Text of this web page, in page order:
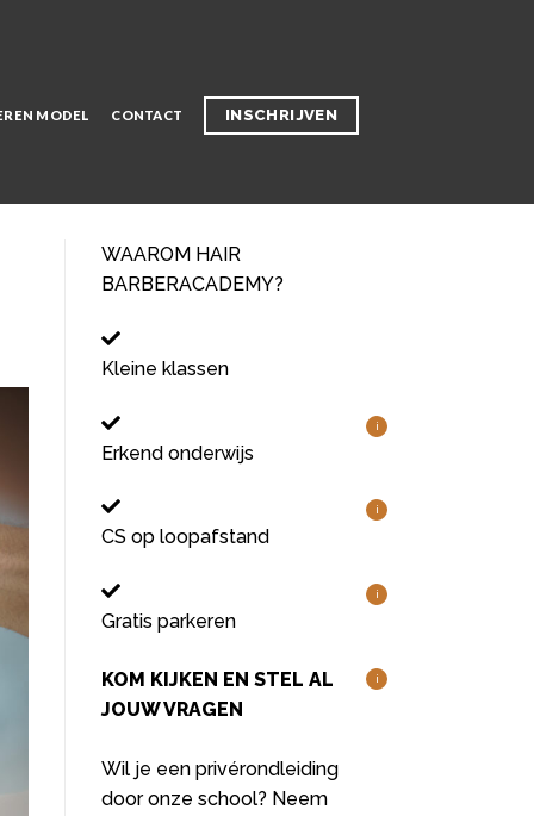
MODEL CONTACT INSCHRIJVEN
WAAROM HAIR
BARBERACADEMY?
Kleine klassen
i
Erkend onderwijs
i
CS op loopafstand
i
Gratis parkeren
i
KOM KIJKEN EN STEL AL
JOUW VRAGEN
Wil je een privérondleiding
door onze school? Neem